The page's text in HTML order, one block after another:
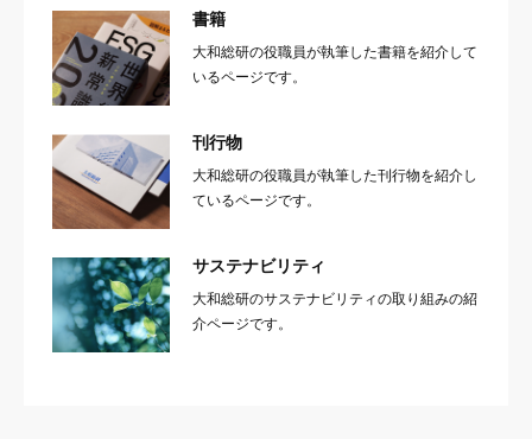
書籍
大和総研の役職員が執筆した書籍を紹介して
いるページです。
刊行物
大和総研の役職員が執筆した刊行物を紹介し
ているページです。
サステナビリティ
大和総研のサステナビリティの取り組みの紹
介ページです。